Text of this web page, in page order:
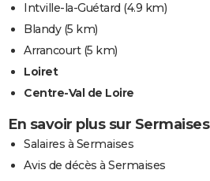
Intville-la-Guétard (4.9 km)
Blandy(5 km)
Arrancourt(5 km)
Loiret
Centre-Val de Loire
En savoir plus sur Sermaises
Salaires à Sermaises
Avis de décès à Sermaises